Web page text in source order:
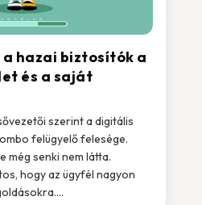
hazai biztosítók a
és a saját
szerint a digitális
felügyelő felesége.
még senki nem látta.
hogy az ügyfél nagyon